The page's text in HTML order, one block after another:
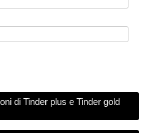
di Tinder plus e Tinder gold